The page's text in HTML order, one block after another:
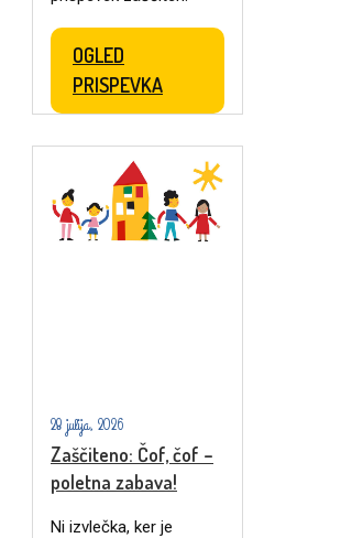
OGLED
PRISPEVKA
28 julija, 2026
Zaščiteno: Čof, čof –
poletna zabava!
Ni izvlečka, ker je